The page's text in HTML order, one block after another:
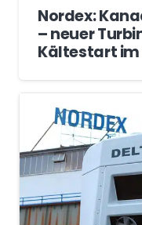
Nordex:
– neuer
Kältestart im